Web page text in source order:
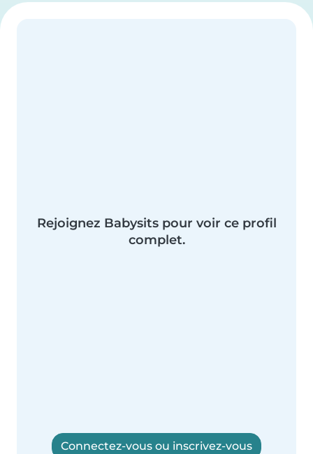
Rejoignez Babysits pour voir ce profil
complet.
Connectez-vous ou inscrivez-vous